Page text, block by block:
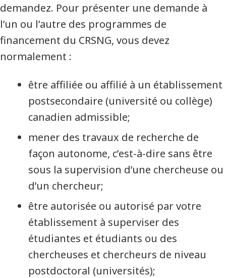
demandez. Pour présenter une demande à
l’un ou l’autre des programmes de
financement du CRSNG, vous devez
normalement :
être affiliée ou affilié à un établissement
postsecondaire (université ou collège)
canadien admissible;
mener des travaux de recherche de
façon autonome, c’est-à-dire sans être
sous la supervision d’une chercheuse ou
d’un chercheur;
être autorisée ou autorisé par votre
établissement à superviser des
étudiantes et étudiants ou des
chercheuses et chercheurs de niveau
postdoctoral (universités);